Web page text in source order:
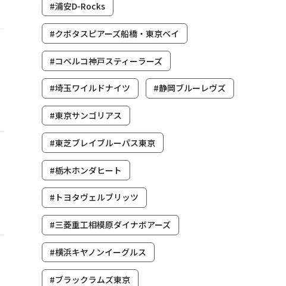
#浦安D-Rocks
#クボタスピアーズ船橋・東京ベイ
#コベルコ神戸スティーラーズ
#埼玉ワイルドナイツ #静岡ブルーレヴズ
#東京サンゴリアス
#東芝ブレイブルーパス東京
#栃木ホンダヒート
#トヨタヴェルブリッツ
#三菱重工相模原ダイナボアーズ
#横浜キヤノンイーグルス
#ブラックラムズ東京